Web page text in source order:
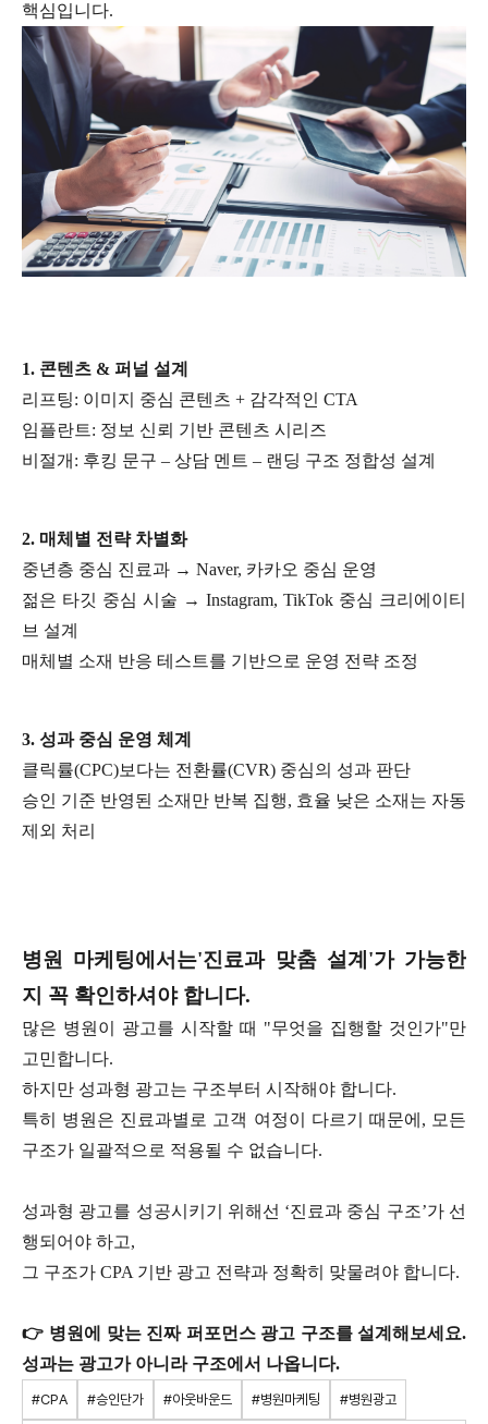
핵심입니다.
1. 콘텐츠 & 퍼널 설계
리프팅: 이미지 중심 콘텐츠 + 감각적인 CTA
임플란트: 정보 신뢰 기반 콘텐츠 시리즈
비절개: 후킹 문구 – 상담 멘트 – 랜딩 구조 정합성 설계
2. 매체별 전략 차별화
중년층 중심 진료과 → Naver, 카카오 중심 운영
젊은 타깃 중심 시술 → Instagram, TikTok 중심 크리에이티
브 설계
매체별 소재 반응 테스트를 기반으로 운영 전략 조정
3. 성과 중심 운영 체계
클릭률(CPC)보다는 전환률(CVR) 중심의 성과 판단
승인 기준 반영된 소재만 반복 집행, 효율 낮은 소재는 자동
제외 처리
병원 마케팅에서는'진료과 맞춤 설계'가 가능한
지 꼭 확인하셔야 합니다.
많은 병원이 광고를 시작할 때 "무엇을 집행할 것인가"만
고민합니다.
하지만 성과형 광고는 구조부터 시작해야 합니다.
특히 병원은 진료과별로 고객 여정이 다르기 때문에, 모든
구조가 일괄적으로 적용될 수 없습니다.
성과형 광고를 성공시키기 위해선 ‘진료과 중심 구조’가 선
행되어야 하고,
그 구조가 CPA 기반 광고 전략과 정확히 맞물려야 합니다.
👉 병원에 맞는 진짜 퍼포먼스 광고 구조를 설계해보세요.
성과는 광고가 아니라 구조에서 나옵니다.
#CPA #승인단가 #아웃바운드 #병원마케팅 #병원광고